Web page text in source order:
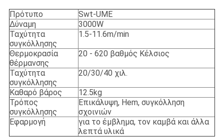
Πρότυπο
Swt-UME
Δύναμη
3000W
Ταχύτητα
συγκόλλησης
1.5-11.6m/min
Θερμοκρασία
θέρμανσης
20 - 620 βαθμός Κέλσιος
Ταχύτητα
συγκόλλησης
20/30/40 χιλ.
Καθαρό βάρος
12.5kg
Τρόπος
συγκόλλησης
Επικάλυψη, Hem, συγκόλληση
σχοινιών
Εφαρμογή
για το έμβλημα, τον καμβά και άλλα
λεπτά υλικά